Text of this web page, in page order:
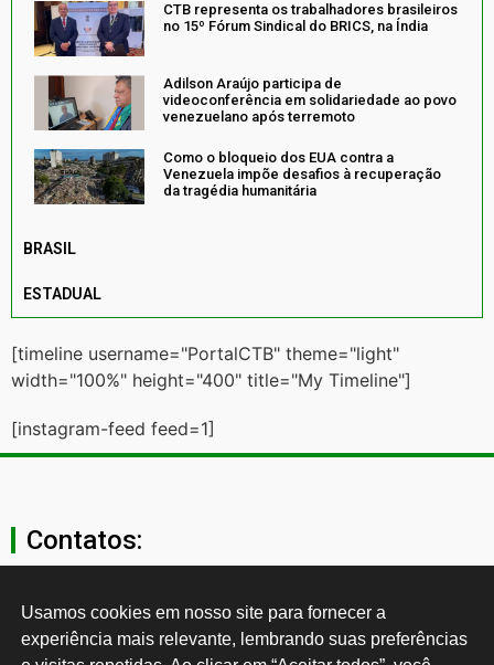
CTB representa os trabalhadores brasileiros
no 15º Fórum Sindical do BRICS, na Índia
Adilson Araújo participa de
videoconferência em solidariedade ao povo
venezuelano após terremoto
Como o bloqueio dos EUA contra a
Venezuela impõe desafios à recuperação
da tragédia humanitária
BRASIL
ESTADUAL
[timeline username="PortalCTB" theme="light"
width="100%" height="400" title="My Timeline"]
[instagram-feed feed=1]
Contatos:
secgeral@ctb.org.br
11 3874-0040
Usamos cookies em nosso site para fornecer a
experiência mais relevante, lembrando suas preferências